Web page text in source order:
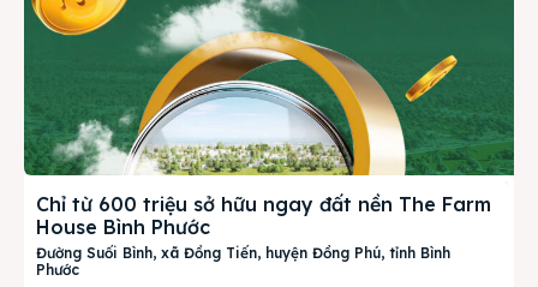
Chỉ từ 600 triệu sở hữu ngay đất nền The Farm
House Bình Phước
Đường Suối Bình, xã Đồng Tiến, huyện Đồng Phú, tỉnh Bình
Phước